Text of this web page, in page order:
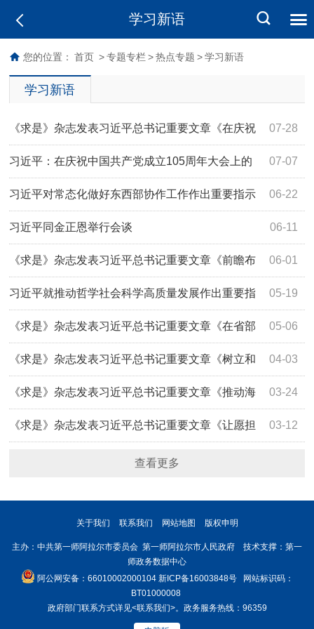
学习新语
您的位置： 首页 > 专题专栏 > 热点专题 > 学习新语
学习新语
07-28
《求是》杂志发表习近平总书记重要文章《在庆祝
中国共产党成立105周年大会上的讲话》 07-07
习近平：在庆祝中国共产党成立105周年大会上的
讲话 06-22
习近平对常态化做好东西部协作工作作出重要指示
06-11
习近平同金正恩举行会谈
06-01
《求是》杂志发表习近平总书记重要文章《前瞻布
局和发展未来产业》 05-19
习近平就推动哲学社会科学高质量发展作出重要指
示 05-06
《求是》杂志发表习近平总书记重要文章《在省部
级主要领导干部学习贯彻党的二十届四中全会精神专题研讨
班上的讲话》
04-03
《求是》杂志发表习近平总书记重要文章《树立和
践行正确政绩观》 03-24
《求是》杂志发表习近平总书记重要文章《推动海
洋经济高质量发展》 03-12
《求是》杂志发表习近平总书记重要文章《让愿担
当、敢担当、善担当蔚然成风》
查看更多
关于我们 联系我们 网站地图 版权申明
主办：中共第一师阿拉尔市委员会 第一师阿拉尔市人民政府 技术支撑：第一
师政务数据中心
阿公网安备：66010002000104 新ICP备16003848号网站标识码：
BT01000008
政府部门联系方式详见<联系我们>。政务服务热线：96359